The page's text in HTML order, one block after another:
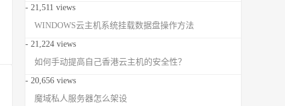
- 21,511 views
WINDOWS云主机系统挂载数据盘操作方法
- 21,224 views
如何手动提高自己香港云主机的安全性？
- 20,656 views
魔域私人服务器怎么架设